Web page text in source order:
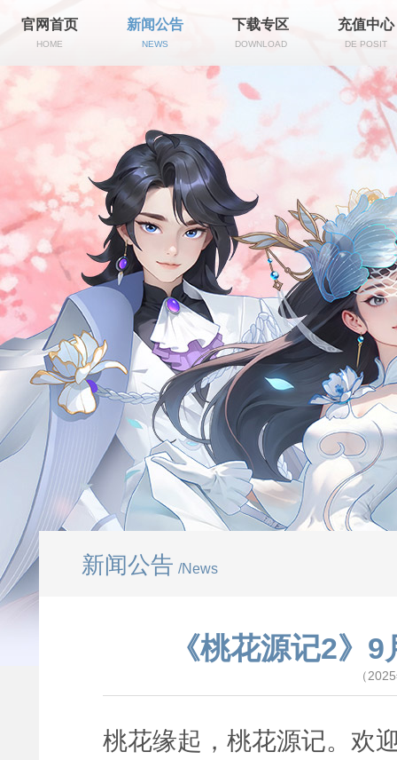
官网首页
HOME
新闻公告
NEWS
下载专区
DOWNLOAD
充值中心
DE POSIT
新闻公告 /News
《桃花源记2》
（
桃花缘起，桃花源记。欢